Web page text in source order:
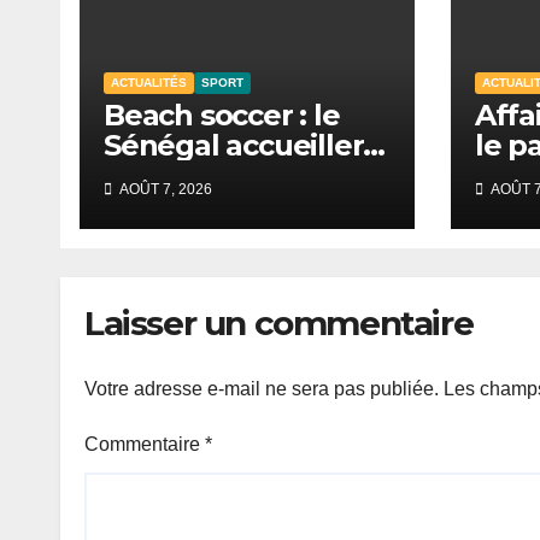
ACTUALITÉS SPORT
Beach soccer : le
Sénégal accueillera
la CAN 2026 à
Dakar.
AOÛT 7, 2026
le
laAOÛT
Laisser un commentaire
Votre adresse e-mail ne sera pas publiée. Les
Commentaire *